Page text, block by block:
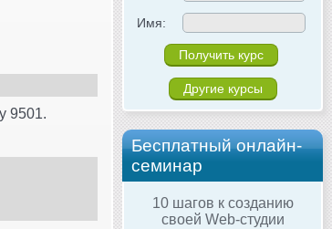
Имя:
Другие курсы
Бесплатный онлайн-
семинар
10 шагов к созданию
своей Web-студии
9501.